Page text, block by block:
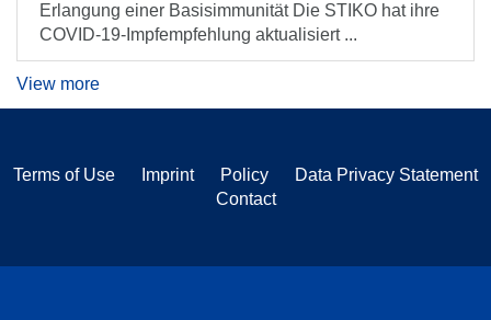
Erlangung einer Basisimmunität Die STIKO hat ihre
COVID-19-Impfempfehlung aktualisiert ...
View more
Terms of Use Imprint Policy
Data Privacy Statement
Contact